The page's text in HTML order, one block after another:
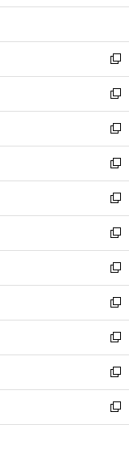
ウ
開
く
新
し
い
ウ
ィ
ン
ド
ウ
で
開
く
新
し
い
ウ
ィ
ン
ド
ウ
で
開
く
新
し
い
ウ
ィ
ン
ド
ウ
で
開
く
新
し
い
ウ
ィ
ン
ド
ウ
で
開
く
新
し
い
ウ
ィ
ン
ド
ウ
で
開
く
新
し
い
ウ
ィ
ン
ド
ウ
で
開
く
新
し
い
ウ
ィ
ン
ド
ウ
で
開
新
し
い
ウ
ィ
ン
ド
ウ
新
し
い
ウ
ィ
ン
新
し
い
ウ
新
し